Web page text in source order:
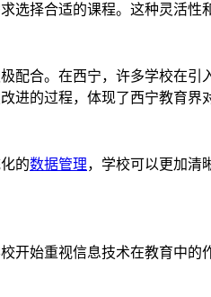
择合适的课程。这种灵活性
合。在西宁，许多学校在引
的过程，体现了西宁教育界
的数据管理，学校可以更加清
始重视信息技术在教育中